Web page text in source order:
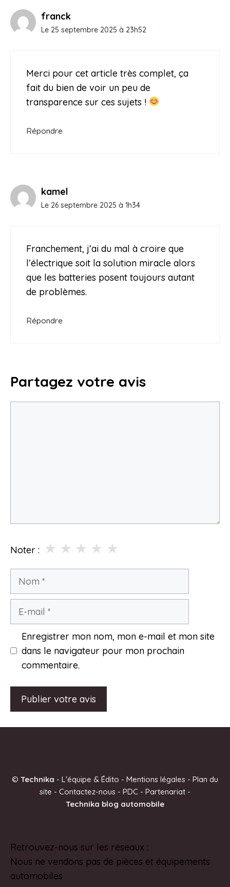
franck
Le 25 septembre 2025 à 23h52
Merci pour cet article très complet, ça
fait du bien de voir un peu de
transparence sur ces sujets !
Répondre
kamel
Le 26 septembre 2025 à 1h34
Franchement, j’ai du mal à croire que
l’électrique soit la solution miracle alors
que les batteries posent toujours autant
de problèmes.
Répondre
Partagez votre avis
Noter : ★
★
★
★
★
Nom
Enregistrer mon nom, mon e-mail et mon site
dans le navigateur pour mon prochain
commentaire.
r
v
e
:
© Technika - L'équipe & Édito - Mentions légales - Plan du
site - Contactez-nous - PDC - Partenariat -
Technika blog automobile
Retrouvez-nous sur les réseaux :
Nous ne vendons pas de pièces et équipements
automobiles